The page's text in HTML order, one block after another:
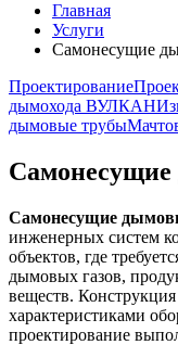
Главная
Услуги
Самонесущие
Проектирование
дымохода ВУЛКАН
дымовые трубы
Самонесущие
инженерных систем
объектов, где
дымовых газов,
веществ.
характеристиками
проектирование